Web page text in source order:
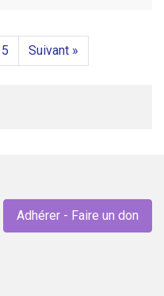
5 Suivant »
Adhérer - Faire un don